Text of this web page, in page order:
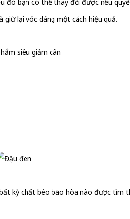
đó bạn có thể thay đổi được nếu
lại vóc dáng một cách hiệu quả.
kỳ chất béo bão hòa nào được tìm